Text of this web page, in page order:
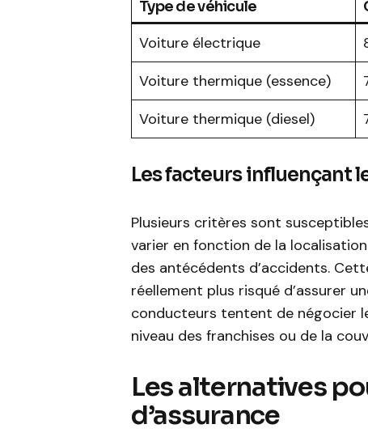
Type de véhicule
Voiture électrique
Voiture thermique (essence)
Voiture thermique (diesel)
Les facteurs influençant
Plusieurs critères sont
varier en fonction de la
des antécédents d’accidents.
réellement plus risqué d’assurer
conducteurs tentent de négocier
niveau des franchises ou de la
Les alternatives
d’assurance